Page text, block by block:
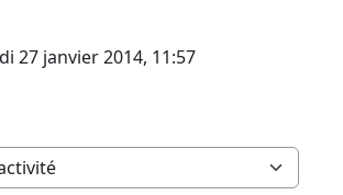
27 janvier 2014, 11:57